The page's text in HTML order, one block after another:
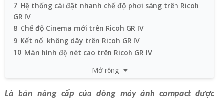
7 Hệ thống cài đặt nhanh chế độ phơi sáng trên Ricoh
GR IV
8 Chế độ Cinema mới trên Ricoh GR IV
9 Kết nối không dây trên Ricoh GR IV
10 Màn hình độ nét cao trên Ricoh GR IV
Một số tính năng khác
12 Ngày ra mắt và mức giá
Mở rộng
Là bản nâng cấp của dòng máy ảnh compact được